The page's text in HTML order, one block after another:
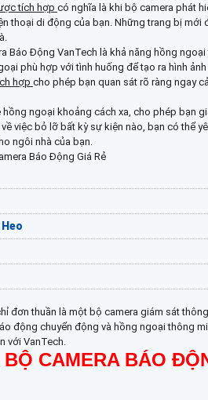
tích hợp có nghĩa là khi bộ camera phát
thoại di động của bạn. Những trang bị mới
Báo Động VanTech là khả năng hồng
phù hợp với tình huống để tạo ra hình
hợp cho phép bạn quan sát rõ ràng ngay
ngoại khoảng cách xa, cho phép bạn
việc bỏ lỡ bất kỳ sự kiện nào, bạn có thể
ngôi nhà của bạn.
Báo Động Giá Rẻ
đơn thuần là một bộ camera giám sát
động chuyển động và hồng ngoại thông
với VanTech.
BỘ CAMERA BÁO